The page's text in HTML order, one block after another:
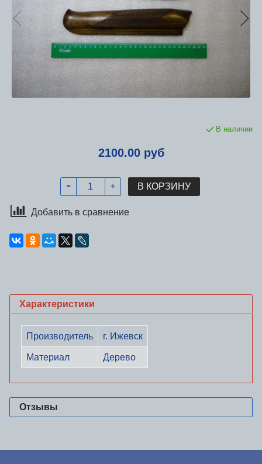
В наличии
2100.00 руб
В КОРЗИНУ
Добавить в сравнение
Характеристики
Производитель г. Ижевск
Материал Дерево
Отзывы